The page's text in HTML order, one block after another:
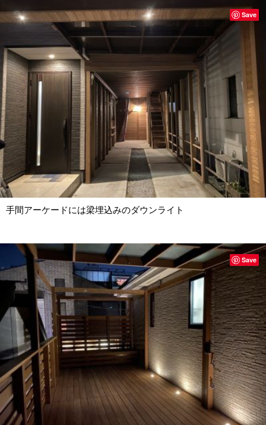
手間アーケードには梁埋込みのダウンライト
Save
Save